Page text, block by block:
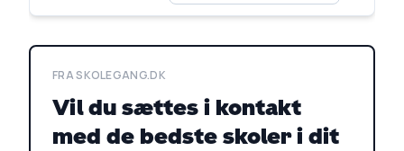
FRA SKOLEGANG.DK
Vil du sættes i kontakt
med de bedste skoler i dit